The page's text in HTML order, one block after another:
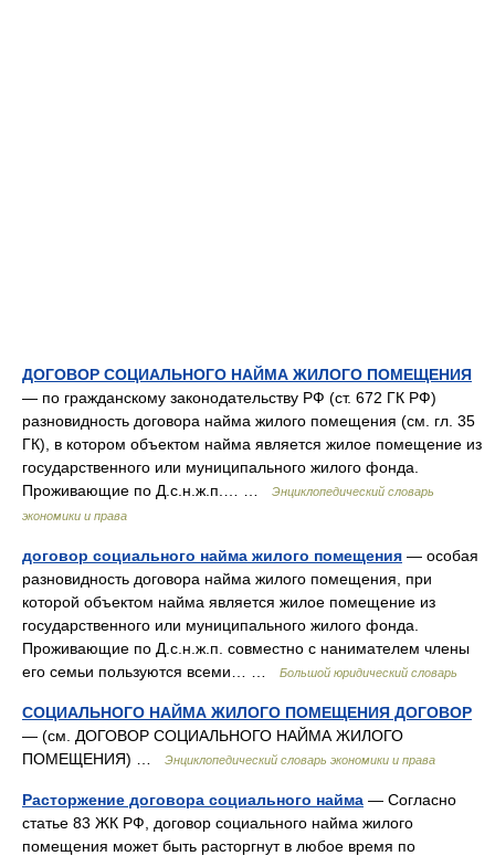
ДОГОВОР СОЦИАЛЬНОГО НАЙМА ЖИЛОГО ПОМЕЩЕНИЯ
— по гражданскому законодательству РФ (ст. 672 ГК РФ)
разновидность договора найма жилого помещения (см. гл. 35
ГК), в котором объектом найма является жилое помещение из
государственного или муниципального жилого фонда.
Проживающие по Д.с.н.ж.п.… …
Энциклопедический словарь
экономики и права
договор социального найма жилого помещения — особая
разновидность договора найма жилого помещения, при
которой объектом найма является жилое помещение из
государственного или муниципального жилого фонда.
Проживающие по Д.с.н.ж.п. совместно с нанимателем члены
его семьи пользуются всеми… …
Большой юридический словарь
СОЦИАЛЬНОГО НАЙМА ЖИЛОГО ПОМЕЩЕНИЯ ДОГОВОР
— (см. ДОГОВОР СОЦИАЛЬНОГО НАЙМА ЖИЛОГО
ПОМЕЩЕНИЯ) …
Энциклопедический словарь экономики и права
Расторжение договора социального найма — Согласно
статье 83 ЖК РФ, договор социального найма жилого
помещения может быть расторгнут в любое время по